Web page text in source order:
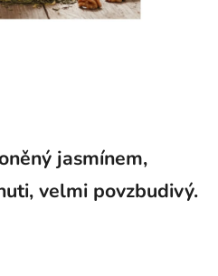
jasmínem,
velmi povzbudivý.